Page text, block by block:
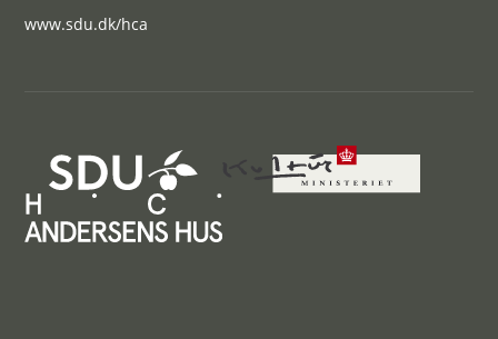
www.sdu.dk/hca